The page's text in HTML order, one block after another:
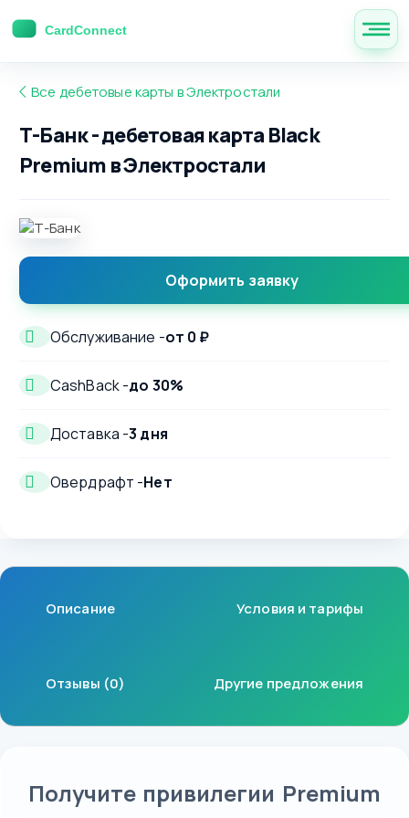
Все дебетовые карты в Электростали
Т-Банк - дебетовая карта Black
Premium в Электростали
Оформить заявку
Обслуживание -от 0 ₽
CashBack -до 30%
Доставка -3 дня
Овердрафт -Нет
Описание Условия и тарифы
Отзывы (0) Другие предложения
Получите привилегии Premium